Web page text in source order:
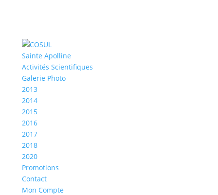
Sainte Apolline
Activités Scientifiques
Galerie Photo
2013
2014
2015
2016
2017
2018
2020
Promotions
Contact
Mon Compte